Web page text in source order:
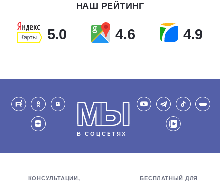
НАШ РЕЙТИНГ
5.0 4.6 4.9
МЫ
В СОЦСЕТЯХ
КОНСУЛЬТАЦИИ,
БЕСПЛАТНЫЙ ДЛЯ